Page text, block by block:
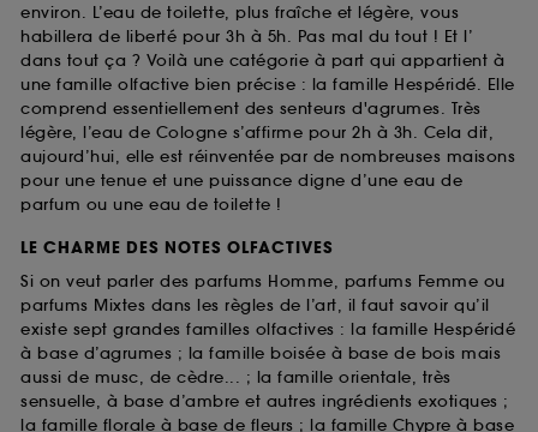
environ. L’eau de toilette, plus fraîche et légère, vous
habillera de liberté pour 3h à 5h. Pas mal du tout ! Et l’
dans tout ça ? Voilà une catégorie à part qui appartient à
une famille olfactive bien précise : la famille Hespéridé. Elle
comprend essentiellement des senteurs d'agrumes. Très
légère, l’eau de Cologne s’affirme pour 2h à 3h. Cela dit,
aujourd’hui, elle est réinventée par de nombreuses maisons
pour une tenue et une puissance digne d’une eau de
parfum ou une eau de toilette !
LE CHARME DES NOTES OLFACTIVES
Si on veut parler des parfums Homme, parfums Femme ou
parfums Mixtes dans les règles de l’art, il faut savoir qu’il
existe sept grandes familles olfactives : la famille Hespéridé
à base d’agrumes ; la famille boisée à base de bois mais
aussi de musc, de cèdre... ; la famille orientale, très
sensuelle, à base d’ambre et autres ingrédients exotiques ;
la famille florale à base de fleurs ; la famille Chypre à base